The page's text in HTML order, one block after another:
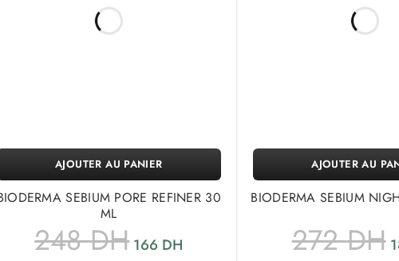
SEBIUM PORE REFINER 30
ML
248DH 166 DH
AJOUTER AU PANIER
BIODERMA SEBIUM
272DH
AJOUTER AU